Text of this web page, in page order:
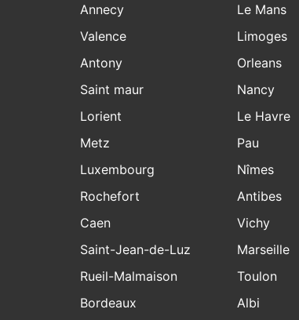
Annecy
Valence
Antony
Saint maur
Lorient
Metz
Luxembourg
Rochefort
Le Mans
Limoges
Orleans
Nancy
Le Havre
Pau
Nîmes
Antibes
Caen
Saint-Jean-de-Luz
Rueil-Malmaison
Bordeaux
Vichy
Marseille
Toulon
Albi